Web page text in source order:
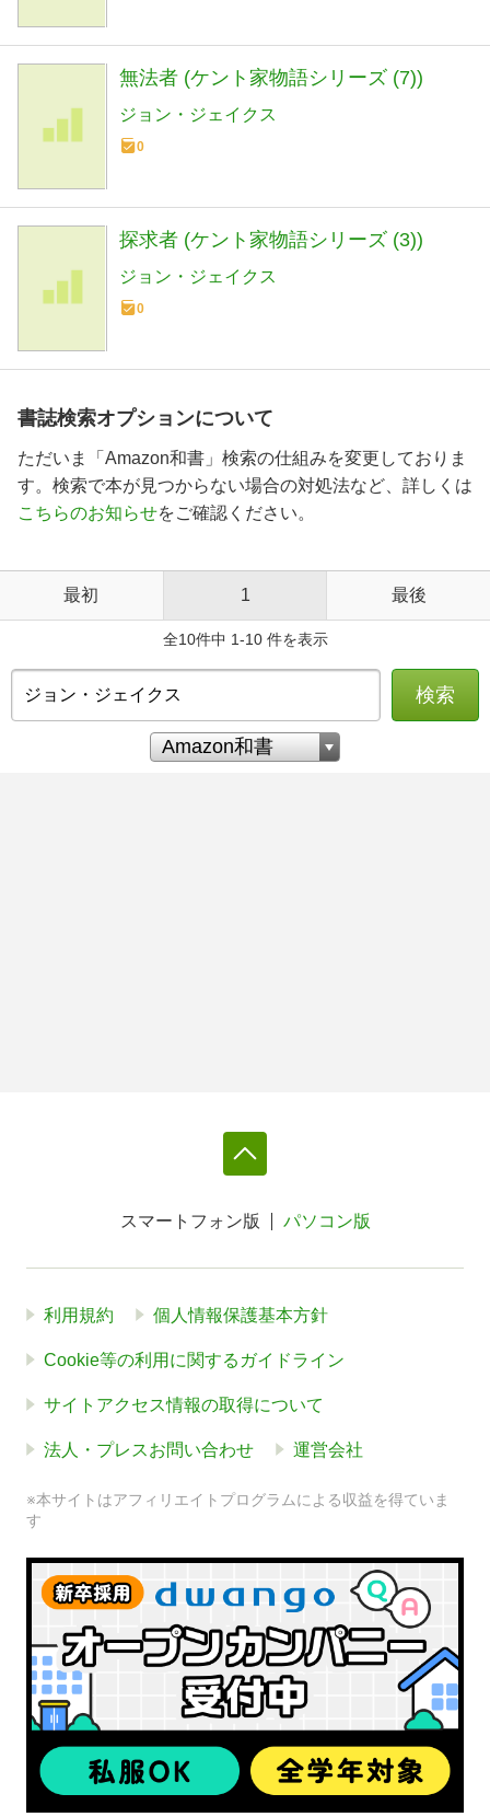
無法者 (ケント家物語シリーズ (7))
ジョン・ジェイクス
0
探求者 (ケント家物語シリーズ (3))
ジョン・ジェイクス
0
書誌検索オプションについて
ただいま「Amazon和書」検索の仕組みを変更しておりま
す。検索で本が見つからない場合の対処法など、詳しくは
こちらのお知らせをご確認ください。
最初 1 最後
全10件中 1-10 件を表示
検索
スマートフォン版 パソコン版
利用規約 個人情報保護基本方針
Cookie等の利用に関するガイドライン
サイトアクセス情報の取得について
法人・プレスお問い合わせ 運営会社
※本サイトはアフィリエイトプログラムによる収益を得ていま
す